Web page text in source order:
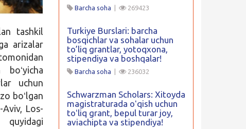
tashkil
arizalar
uchun
boʻlgan
Los-
Barcha soha 269423
Turkiye Burslari: barcha
bosqichlar va sohalar uchun
to’liq grantlar, yotoqxona,
stipendiya va boshqalar!
Barcha soha 236032
Schwarzman Scholars: Xitoyda
magistraturada oʻqish uchun
toʻliq grant, bepul turar joy,
aviachipta va stipendiya!